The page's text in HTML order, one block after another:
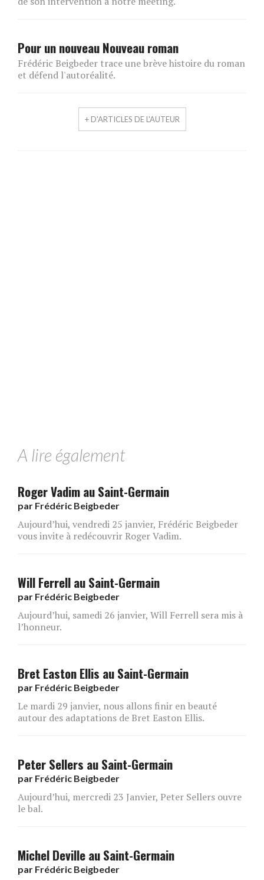
Pour un nouveau Nouveau roman
Frédéric Beigbeder trace une brève histoire du roman
et défend l'autoréalité.
+ D'ARTICLES DE L'AUTEUR
A lire également
Roger Vadim au Saint-Germain
par Frédéric Beigbeder
Aujourd’hui, vendredi 25 janvier, Frédéric Beigbeder
vous invite à redécouvrir Roger Vadim.
Will Ferrell au Saint-Germain
par Frédéric Beigbeder
Aujourd’hui, samedi 26 janvier, Will Ferrell sera mis à
l’honneur.
Bret Easton Ellis au Saint-Germain
par Frédéric Beigbeder
Le mardi 29 janvier, nous allons finir en beauté
autour des adaptations de Bret Easton Ellis.
Peter Sellers au Saint-Germain
par Frédéric Beigbeder
Aujourd’hui, mercredi 23 Janvier, Peter Sellers ouvre
le bal.
Michel Deville au Saint-Germain
par Frédéric Beigbeder